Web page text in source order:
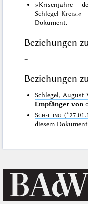
»Krisenjahre
Schlegel-
Dokument.
Beziehungen
–
Beziehungen
Schlegel, August
Empfänger von
Schelling
diesem